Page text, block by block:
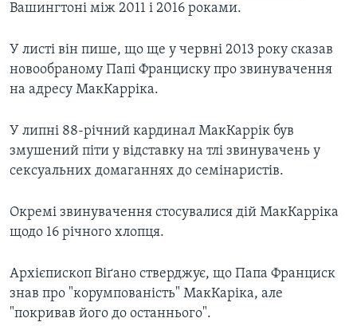
Вашингтоні між 2011 і 2016 роками.
У листі він пише, що ще у червні 2013 року сказав
новообраному Папі Франциску про звинувачення
на адресу МакКарріка.
У липні 88-річний кардинал МакКаррік був
змушений піти у відставку на тлі звинувачень у
сексуальних домаганнях до семінаристів.
Окремі звинувачення стосувалися дій МакКарріка
щодо 16 річного хлопця.
Архієпископ Віґано стверджує, що Папа Франциск
знав про "корумпованість" МакКаріка, але
"покривав його до останнього".